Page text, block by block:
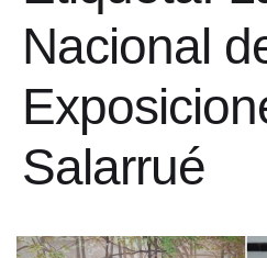
Nacional
Salarrué